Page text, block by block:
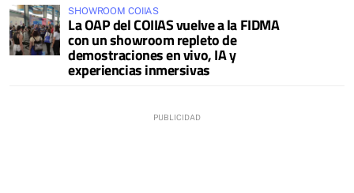
SHOWROOM COIIAS
La OAP del COIIAS vuelve a la FIDMA
con un showroom repleto de
demostraciones en vivo, IA y
experiencias inmersivas